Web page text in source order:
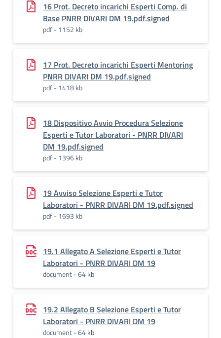
16 Prot. Decreto incarichi Esperti Comp. di
Base PNRR DIVARI DM 19.pdf.signed
pdf - 1152 kb
17 Prot. Decreto incarichi Esperti Mentoring
PNRR DIVARI DM 19.pdf.signed
pdf - 1418 kb
18 Dispositivo Avvio Procedura Selezione
Esperti e Tutor Laboratori - PNRR DIVARI
DM 19.pdf.signed
pdf - 1396 kb
19 Avviso Selezione Esperti e Tutor
Laboratori - PNRR DIVARI DM 19.pdf.signed
pdf - 1693 kb
19.1 Allegato A Selezione Esperti e Tutor
Laboratori - PNRR DIVARI DM 19
document - 64 kb
19.2 Allegato B Selezione Esperti e Tutor
Laboratori - PNRR DIVARI DM 19
document - 64 kb